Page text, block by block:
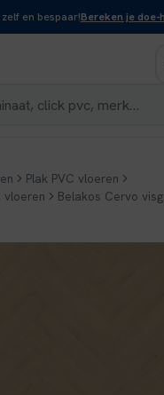
en bespaar!Bereken je
Plak PVC vloeren
vloeren
Belakos Cervo